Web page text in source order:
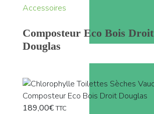
Accessoires
Composteur Eco Bois Droit
Douglas
189,00€ TTC